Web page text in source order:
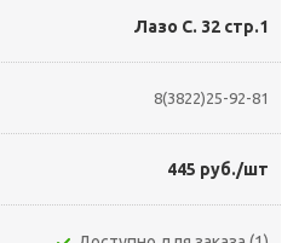
Лазо С. 32 стр.1
8(3822)25-92-81
445 руб./шт